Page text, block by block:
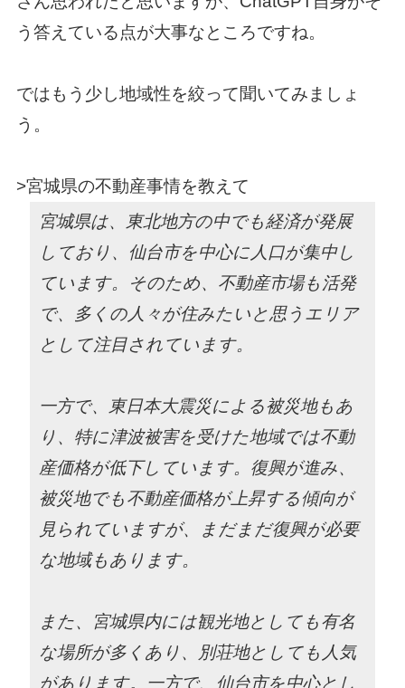
う答えている点が大事なところですね。
ではもう少し地域性を絞って聞いてみましょ
う。
>宮城県の不動産事情を教えて
宮城県は、東北地方の中でも経済が発展
しており、仙台市を中心に人口が集中し
ています。そのため、不動産市場も活発
で、多くの人々が住みたいと思うエリア
として注目されています。
一方で、東日本大震災による被災地もあ
り、特に津波被害を受けた地域では不動
産価格が低下しています。復興が進み、
被災地でも不動産価格が上昇する傾向が
見られていますが、まだまだ復興が必要
な地域もあります。
また、宮城県内には観光地としても有名
な場所が多くあり、別荘地としても人気
があります。一方で、仙台市を中心とし